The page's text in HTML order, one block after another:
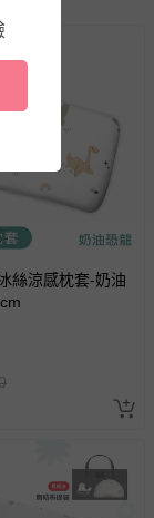
，而該訂單保
贈品亦需一併退
七天鑑賞期/猶
逾期（例如生鮮
等）。
例如 DVD、CD
供即為完成之線
如線上課程、遊
絲涼感枕套-奶油